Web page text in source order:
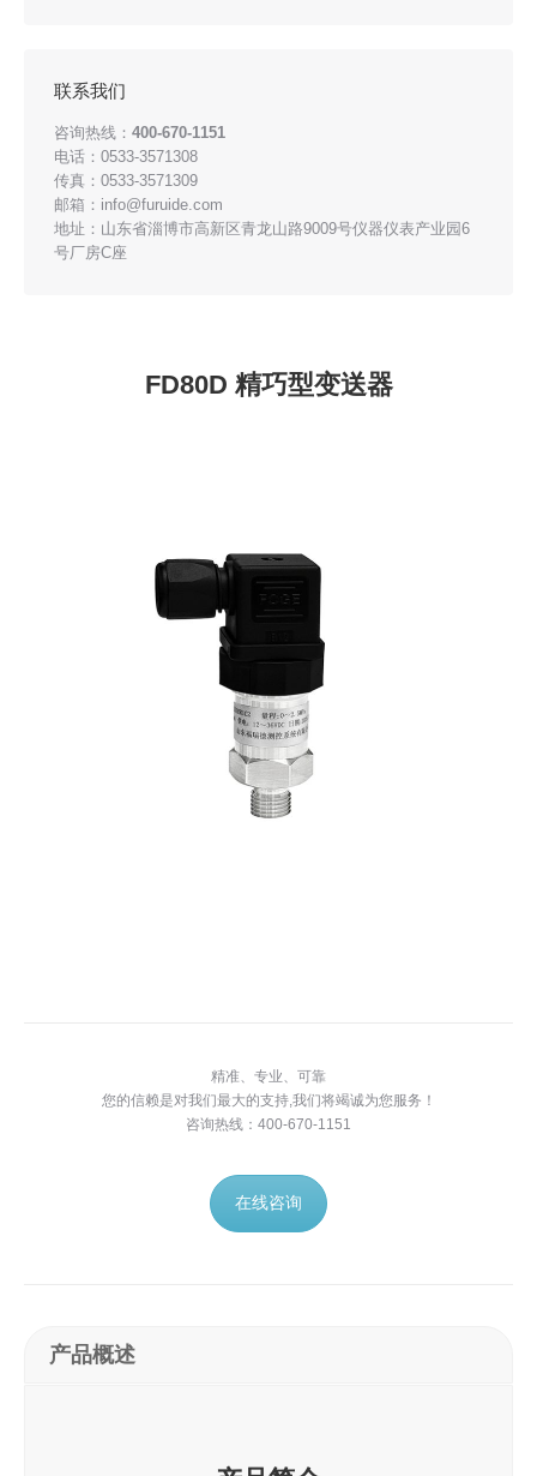
联系我们
咨询热线： 400-670-1151
电话：0533-3571308
传真：0533-3571309
邮箱：info@furuide.com
地址：山东省淄博市高新区青龙山路9009号仪器仪表产业园6
号厂房C座
FD80D 精巧型变送器
精准、专业、可靠
您的信赖是对我们最大的支持,我们将竭诚为您服务！
咨询热线：400-670-1151
在线咨询
产品概述